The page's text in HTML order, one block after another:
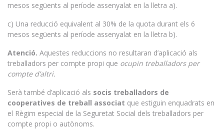
mesos següents al període assenyalat en la lletra a).
c) Una reducció equivalent al 30% de la quota durant els 6
mesos següents al període assenyalat en la lletra b).
Atenció. Aquestes reduccions no resultaran d’aplicació als
treballadors per compte propi que ocupin treballadors per
compte d’altri.
Serà també d’aplicació als socis treballadors de
cooperatives de treball associat que estiguin enquadrats en
el Règim especial de la Seguretat Social dels treballadors per
compte propi o autònoms.